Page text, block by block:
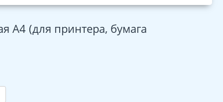
А4 (для принтера, бумага